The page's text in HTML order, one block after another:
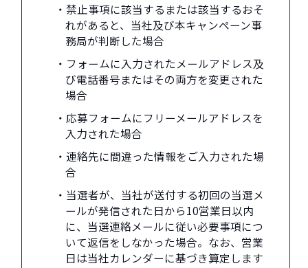
・禁止事項に該当するまたは該当するおそ
れがあると、当社及び本キャンペーン事
務局が判断した場合
・フォームに入力されたメールアドレス及
び電話番号またはその両方を変更された
場合
・応募フォームにフリーメールアドレスを
入力された場合
・連絡先に間違った情報をご入力された場
合
・当選者が、当社が送付する初回の当選メ
ールが発信された日から10営業日以内
に、当選連絡メールに従い必要事項につ
いて返信をしなかった場合。なお、営業
日は当社カレンダーに基づき算定します